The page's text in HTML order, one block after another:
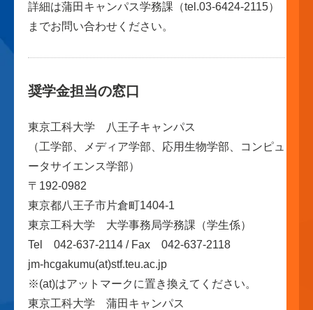
詳細は蒲田キャンパス学務課（tel.03-6424-2115）
までお問い合わせください。
奨学金担当の窓口
東京工科大学 八王子キャンパス
（工学部、メディア学部、応用生物学部、コンピュ
ータサイエンス学部）
〒192-0982
東京都八王子市片倉町1404-1
東京工科大学 大学事務局学務課（学生係）
Tel 042-637-2114 / Fax 042-637-2118
jm-hcgakumu(at)stf.teu.ac.jp
※(at)はアットマークに置き換えてください。
東京工科大学 蒲田キャンパス